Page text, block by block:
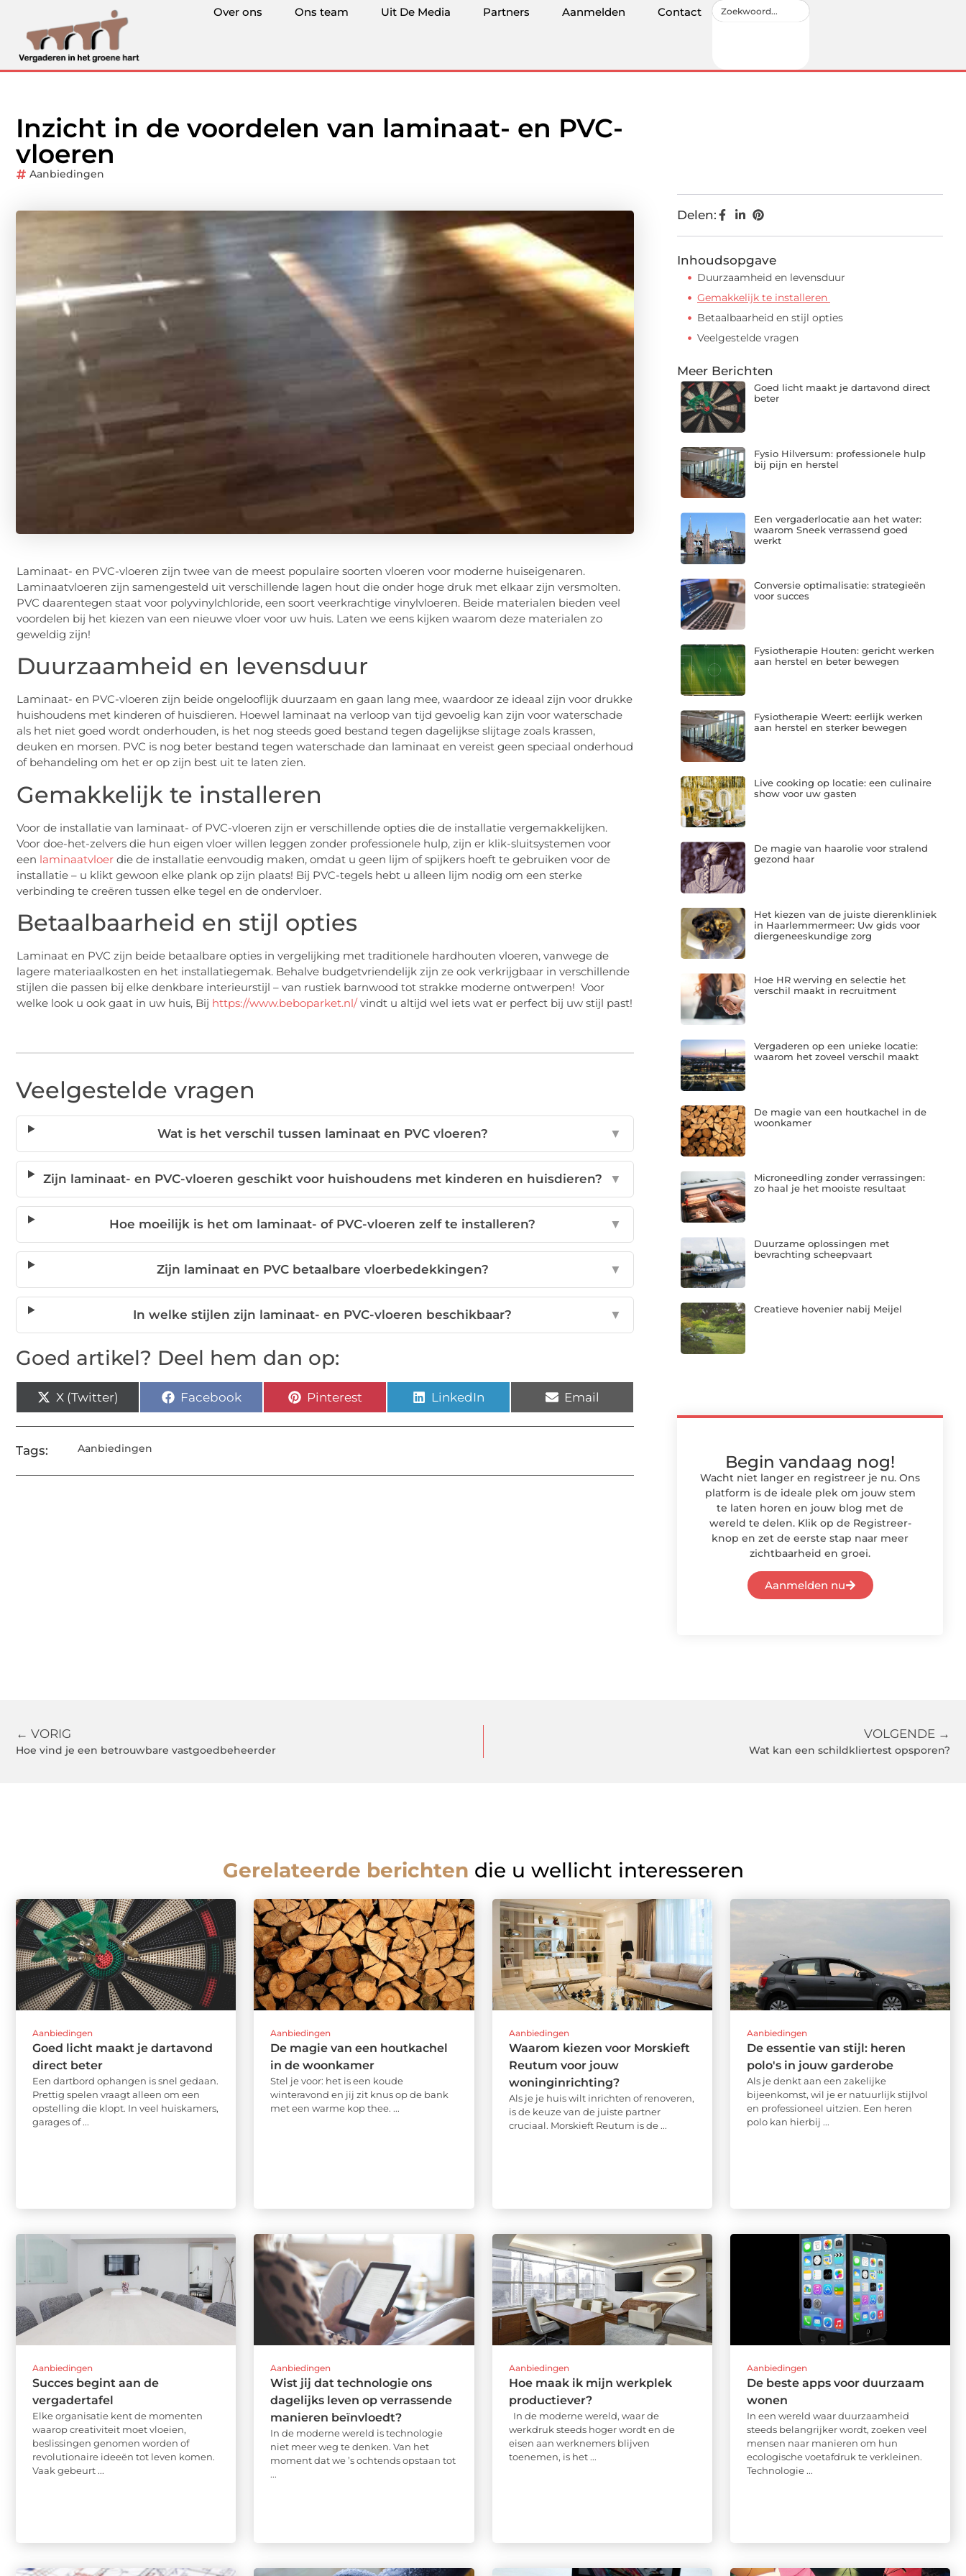
Over ons Ons team Uit De Media Partners Aanmelden Contact
Inzicht in de voordelen van laminaat- en PVC-
vloeren
Aanbiedingen
Laminaat- en PVC-vloeren zijn twee van de meest populaire soorten vloeren voor moderne huiseigenaren.
Laminaatvloeren zijn samengesteld uit verschillende lagen hout die onder hoge druk met elkaar zijn versmolten.
PVC daarentegen staat voor polyvinylchloride, een soort veerkrachtige vinylvloeren. Beide materialen bieden veel
voordelen bij het kiezen van een nieuwe vloer voor uw huis. Laten we eens kijken waarom deze materialen zo
geweldig zijn!
Duurzaamheid en levensduur
Laminaat- en PVC-vloeren zijn beide ongelooflijk duurzaam en gaan lang mee, waardoor ze ideaal zijn voor drukke
huishoudens met kinderen of huisdieren. Hoewel laminaat na verloop van tijd gevoelig kan zijn voor waterschade
als het niet goed wordt onderhouden, is het nog steeds goed bestand tegen dagelijkse slijtage zoals krassen,
deuken en morsen. PVC is nog beter bestand tegen waterschade dan laminaat en vereist geen speciaal onderhoud
of behandeling om het er op zijn best uit te laten zien.
Gemakkelijk te installeren
Voor de installatie van laminaat- of PVC-vloeren zijn er verschillende opties die de installatie vergemakkelijken.
Voor doe-het-zelvers die hun eigen vloer willen leggen zonder professionele hulp, zijn er klik-sluitsystemen voor
een laminaatvloer die de installatie eenvoudig maken, omdat u geen lijm of spijkers hoeft te gebruiken voor de
installatie – u klikt gewoon elke plank op zijn plaats! Bij PVC-tegels hebt u alleen lijm nodig om een sterke
verbinding te creëren tussen elke tegel en de ondervloer.
Betaalbaarheid en stijl opties
Laminaat en PVC zijn beide betaalbare opties in vergelijking met traditionele hardhouten vloeren, vanwege de
lagere materiaalkosten en het installatiegemak. Behalve budgetvriendelijk zijn ze ook verkrijgbaar in verschillende
stijlen die passen bij elke denkbare interieurstijl – van rustiek barnwood tot strakke moderne ontwerpen! Voor
welke look u ook gaat in uw huis, Bij https://www.beboparket.nl/vindt u altijd wel iets wat er perfect bij uw stijl past!
Veelgestelde vragen
Wat is het verschil tussen laminaat en PVC vloeren? ▼
Zijn laminaat- en PVC-vloeren geschikt voor huishoudens met kinderen en huisdieren? ▼
Hoe moeilijk is het om laminaat- of PVC-vloeren zelf te installeren? ▼
Zijn laminaat en PVC betaalbare vloerbedekkingen? ▼
In welke stijlen zijn laminaat- en PVC-vloeren beschikbaar? ▼
Goed artikel? Deel hem dan op:
X (Twitter) Facebook Pinterest LinkedIn Email
Tags: Aanbiedingen
Delen:
Inhoudsopgave
Duurzaamheid en levensduur
Gemakkelijk te installeren
Betaalbaarheid en stijl opties
Veelgestelde vragen
Meer Berichten
Goed licht maakt je dartavond direct
beter
Fysio Hilversum: professionele hulp
bij pijn en herstel
Een vergaderlocatie aan het water:
waarom Sneek verrassend goed
werkt
Conversie optimalisatie: strategieën
voor succes
Fysiotherapie Houten: gericht werken
aan herstel en beter bewegen
Fysiotherapie Weert: eerlijk werken
aan herstel en sterker bewegen
Live cooking op locatie: een culinaire
show voor uw gasten
De magie van haarolie voor stralend
gezond haar
Het kiezen van de juiste dierenkliniek
in Haarlemmermeer: Uw gids voor
diergeneeskundige zorg
Hoe HR werving en selectie het
verschil maakt in recruitment
Vergaderen op een unieke locatie:
waarom het zoveel verschil maakt
De magie van een houtkachel in de
woonkamer
Microneedling zonder verrassingen:
zo haal je het mooiste resultaat
Duurzame oplossingen met
bevrachting scheepvaart
Creatieve hovenier nabij Meijel
Begin vandaag nog!
Wacht niet langer en registreer je nu. Ons
platform is de ideale plek om jouw stem
te laten horen en jouw blog met de
wereld te delen. Klik op de Registreer-
knop en zet de eerste stap naar meer
zichtbaarheid en groei.
Aanmelden nu
← VORIG
Hoe vind je een betrouwbare vastgoedbeheerder
VOLGENDE →
Wat kan een schildkliertest opsporen?
Gerelateerde berichten die u wellicht interesseren
Aanbiedingen
Goed licht maakt je dartavond
direct beter
Een dartbord ophangen is snel gedaan.
Prettig spelen vraagt alleen om een
opstelling die klopt. In veel huiskamers,
garages of ...
Aanbiedingen
De magie van een houtkachel
in de woonkamer
Stel je voor: het is een koude
winteravond en jij zit knus op de bank
met een warme kop thee. ...
Aanbiedingen
Waarom kiezen voor Morskieft
Reutum voor jouw
woninginrichting?
Als je je huis wilt inrichten of renoveren,
is de keuze van de juiste partner
cruciaal. Morskieft Reutum is de ...
Aanbiedingen
De essentie van stijl: heren
polo's in jouw garderobe
Als je denkt aan een zakelijke
bijeenkomst, wil je er natuurlijk stijlvol
en professioneel uitzien. Een heren
polo kan hierbij ...
Aanbiedingen
Succes begint aan de
vergadertafel
Elke organisatie kent de momenten
waarop creativiteit moet vloeien,
beslissingen genomen worden of
revolutionaire ideeën tot leven komen.
Vaak gebeurt ...
Aanbiedingen
Wist jij dat technologie ons
dagelijks leven op verrassende
manieren beïnvloedt?
In de moderne wereld is technologie
niet meer weg te denken. Van het
moment dat we ’s ochtends opstaan tot
...
Aanbiedingen
Hoe maak ik mijn werkplek
productiever?
In de moderne wereld, waar de
werkdruk steeds hoger wordt en de
eisen aan werknemers blijven
toenemen, is het ...
Aanbiedingen
De beste apps voor duurzaam
wonen
In een wereld waar duurzaamheid
steeds belangrijker wordt, zoeken veel
mensen naar manieren om hun
ecologische voetafdruk te verkleinen.
Technologie ...